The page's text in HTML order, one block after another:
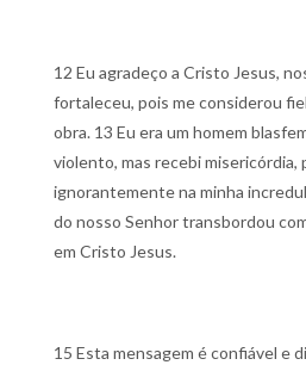
12 Eu agradeço a Cristo Jesus,
fortaleceu, pois me considerou
obra. 13 Eu era um homem
violento, mas recebi misericórdia,
ignorantemente na minha
do nosso Senhor transbordou
em Cristo Jesus.
15 Esta mensagem é confiável e